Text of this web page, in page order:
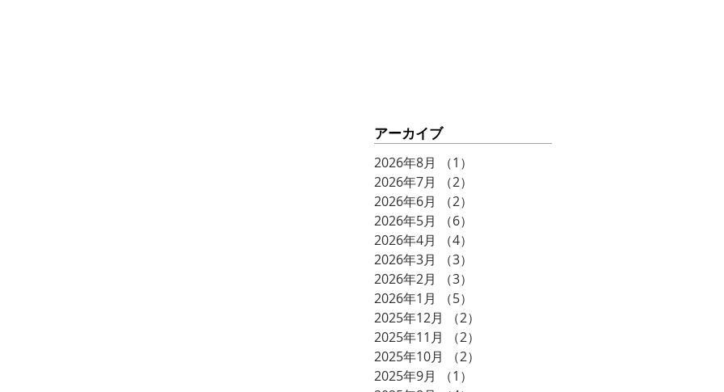
アーカイブ
2026年8月 （1）
2026年7月
（2）
2026年6月
（2）
2026年5月
（6）
2026年4月
（4）
2026年3月
（3）
2026年2月
（3）
2026年1月
（5）
2025年12月
（2）
2025年11月
（2）
2025年10月
（2）
2025年9月
（1）